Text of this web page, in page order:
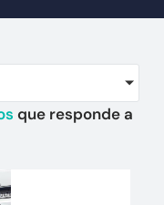
que responde a